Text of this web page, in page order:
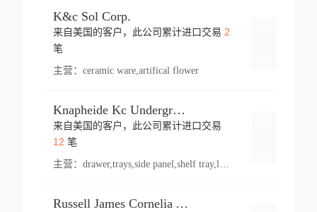
K&c Sol Corp.
来自美国的客户，此公司累计进口交易 2
笔
主营： ceramic ware,artifical flower
Knapheide Kc Underground
来自美国的客户，此公司累计进口交易
12 笔
主营：
Russell James Cornelia Arlington Va